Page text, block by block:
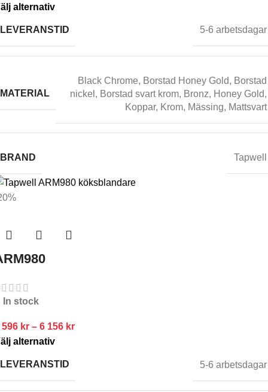
alternativ
LEVERANSTID 5-6 arbetsdagar
MATERIAL
Black Chrome, Borstad Honey Gold, Borstad
nickel , Borstad svart krom, Bronz, Honey Gold,
Koppar, Krom, Mässing, Mattsvart
BRAND Tapwell
In stock
596 kr – 6 156 kr
alternativ
LEVERANSTID 5-6 arbetsdagar